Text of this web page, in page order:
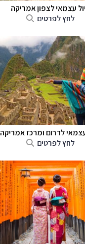
עצמאי לצפון אמריקה
לחץ לפרטים
לדרום ומרכז אמריקה
לחץ לפרטים